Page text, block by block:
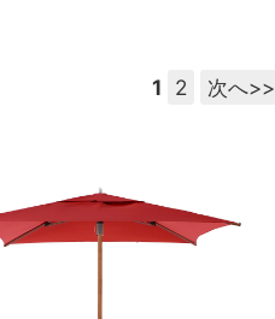
1 2 次へ>>